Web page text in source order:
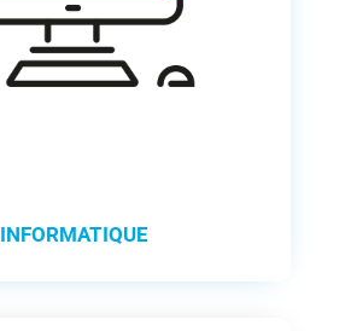
INFORMATIQUE